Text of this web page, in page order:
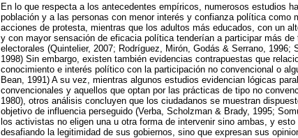
En lo que respecta a los antecedentes empíricos, numerosos estudios
población y a las personas con menor interés y confianza política como
acciones de protesta, mientras que los adultos más educados, con un
y con mayor sensación de eficacia política tenderían a participar más
electorales (Quintelier, 2007; Rodríguez, Mirón, Godás & Serrano, 1996;
1998) Sin embargo, existen también evidencias contrapuestas que
conocimiento e interés político con la participación no convencional o
Bean, 1991) A su vez, mientras algunos estudios evidencian lógicas
convencionales y aquellos que optan por las prácticas de tipo no
1980), otros análisis concluyen que los ciudadanos se muestran
objetivo de influencia perseguido (Verba, Scholzman & Brady, 1995;
los activistas no eligen una u otra forma de intervenir sino ambas, y
desafiando la legitimidad de sus gobiernos, sino que expresan sus